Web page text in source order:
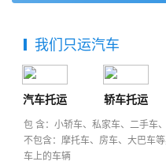
我们只运汽车
汽车托运 轿车托运
包 含：小轿车、私家车、二手车
不包含：摩托车、房车、大巴车
车上的车辆